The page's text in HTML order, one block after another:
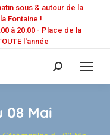
sous & autour de la
Fontaine !
à 20:00 - Place de la
l'année
Recherche
:
08 Mai